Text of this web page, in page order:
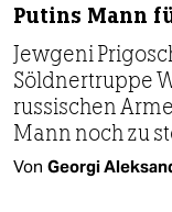
Putins Mann
Jewgeni
Söldnertruppe
russischen
Mann noch zu
Von Georgi